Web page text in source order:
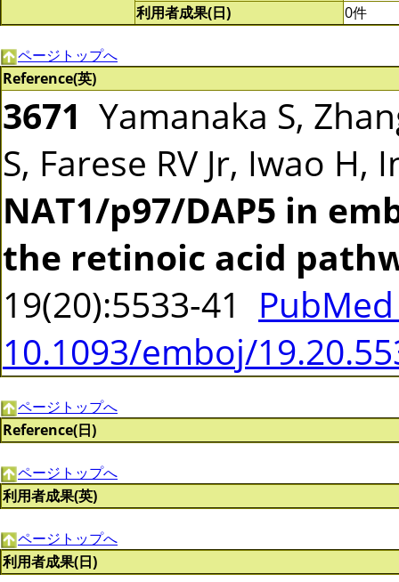
利用者成果(日)
0件
ページトップへ
Reference(英)
3671 Yamanaka S,
S, Farese RV Jr, Iwao
NAT1/p97/DAP5 in
the retinoic acid
19(20):5533-41
10.1093/emboj/
ページトップへ
Reference(日)
ページトップへ
利用者成果(英)
ページトップへ
利用者成果(日)